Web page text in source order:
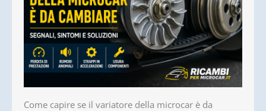
Come capire se il variatore della microcar è da